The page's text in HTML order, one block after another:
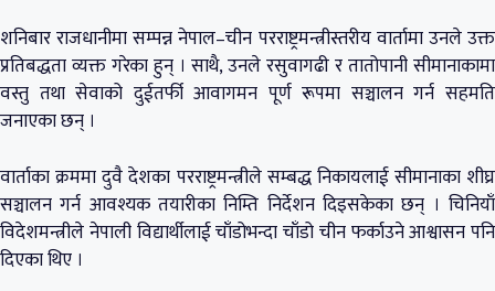
शनिबार राजधानीमा सम्पन्न नेपाल–चीन परराष्ट्रमन्त्रीस्तरीय वार्तामा उनले उक्त
प्रतिबद्धता व्यक्त गरेका हुन् । साथै, उनले रसुवागढी र तातोपानी सीमानाकामा
वस्तु तथा सेवाको दुईतर्फी आवागमन पूर्ण रूपमा सञ्चालन गर्न सहमति
जनाएका छन् ।
वार्ताका क्रममा दुवै देशका परराष्ट्रमन्त्रीले सम्बद्ध निकायलाई सीमानाका शीघ्र
सञ्चालन गर्न आवश्यक तयारीका निम्ति निर्देशन दिइसकेका छन् । चिनियाँ
विदेशमन्त्रीले नेपाली विद्यार्थीलाई चाँडोभन्दा चाँडो चीन फर्काउने आश्वासन पनि
दिएका थिए ।